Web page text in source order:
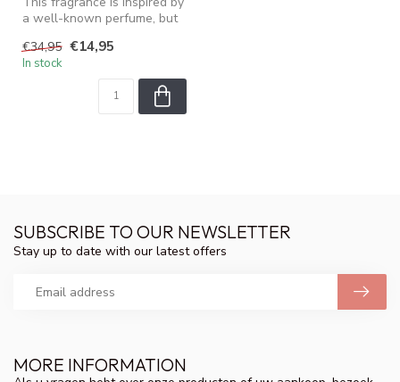
a well-known perfume, but
€34,95 €14,95
In stock
MORE INFORMATION
SUBSCRIBE TO OUR NEWSLETTER
Stay up to date with our latest offers